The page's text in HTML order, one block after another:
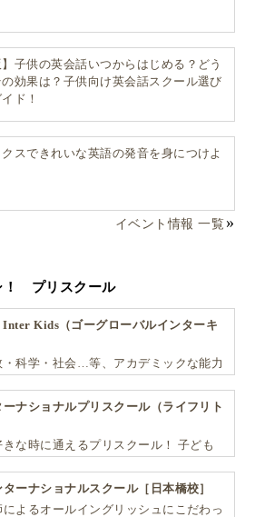
】子供の英会話いつからはじめる？どう
効果は？子供向け英会話スクール選び
ド！
スできれいな英語の発音を身につけよ
イベント情報 一覧
！ プリスクール
Kids（ゴーグローバルインターキ
・科学・社会…等、アカデミックな能力
飛躍的に伸ばし世界で活躍する子ども達
制のプリスクールです。
ナショナルプリスクール（ライフリト
な時に通えるプリスクール！ 子ども
りの個性を尊重し、想像力豊かな感性、
学ぶこと、考える力を育みます
ーナショナルスクール［日本橋校］
よるオールイングリッシュにこだわっ